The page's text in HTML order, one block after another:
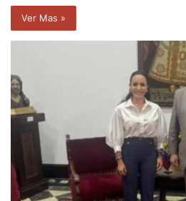
Ver Mas »